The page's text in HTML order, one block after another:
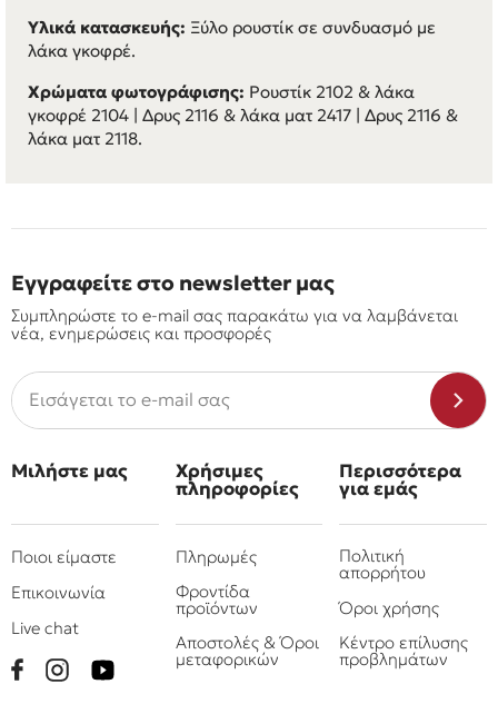
Υλικά κατασκευής: Ξύλο ρουστίκ σε συνδυασμό με
λάκα γκοφρέ.
Χρώματα φωτογράφισης: Ρουστίκ 2102 & λάκα
γκοφρέ 2104 | Δρυς 2116 & λάκα ματ 2417 | Δρυς 2116 &
λάκα ματ 2118.
Εγγραφείτε στο newsletter μας
Συμπληρώστε το e-mail σας παρακάτω για να λαμβάνεται
νέα, ενημερώσεις και προσφορές
Μιλήστε μας
Ποιοι είμαστε
Επικοινωνία
Live chat
Χρήσιμες
πληροφορίες
Πληρωμές
Φροντίδα
προϊόντων
Αποστολές & Όροι
μεταφορικών
Περισσότερα
για εμάς
Πολιτική
απορρήτου
Όροι χρήσης
Κέντρο επίλυσης
προβλημάτων